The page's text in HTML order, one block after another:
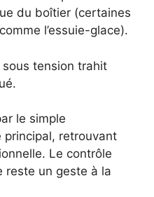
du boîtier (certaines
l’essuie-glace).
tension trahit
le simple
retrouvant
Le contrôle
reste un geste à la